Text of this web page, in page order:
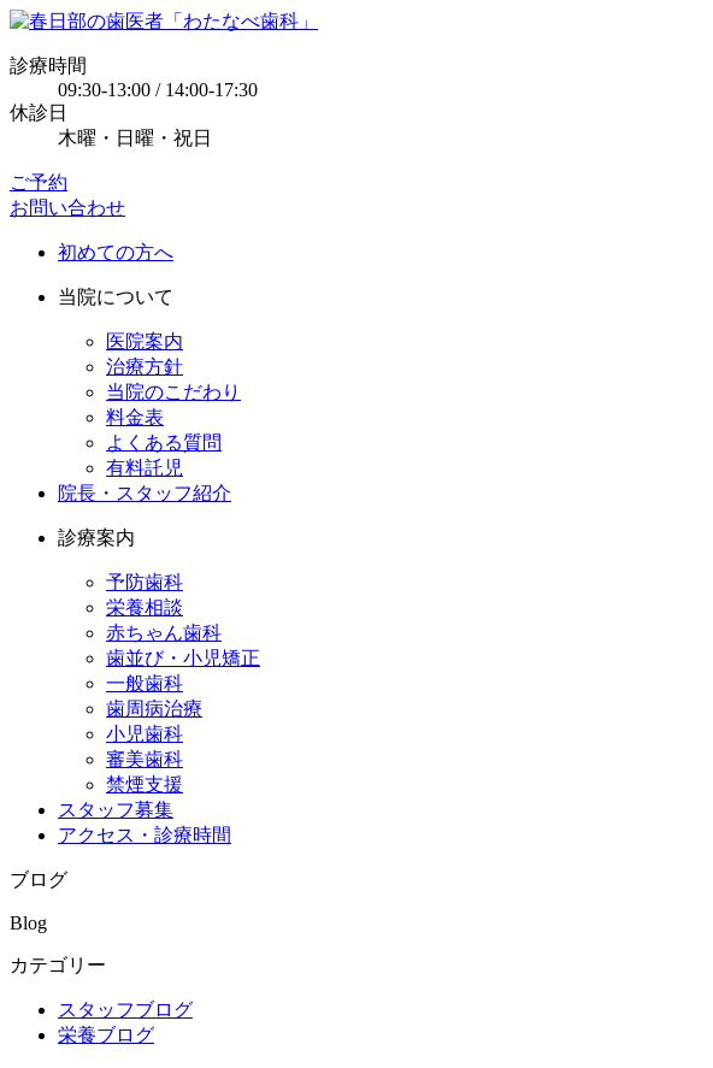
診療時間
09:30-13:00 / 14:00-17:30
休診日
木曜・日曜・祝日
ご予約
お問い合わせ
初めての方へ
当院について
医院案内
治療方針
当院のこだわり
料金表
よくある質問
有料託児
院長・スタッフ紹介
診療案内
予防歯科
栄養相談
赤ちゃん歯科
歯並び・小児矯正
一般歯科
歯周病治療
小児歯科
審美歯科
禁煙支援
スタッフ募集
アクセス・診療時間
ブログ
Blog
カテゴリー
スタッフブログ
栄養ブログ